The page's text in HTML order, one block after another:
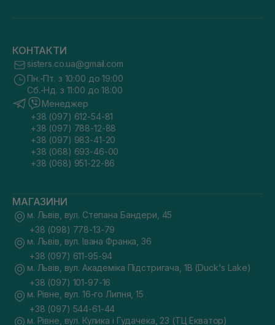
КОНТАКТИ
sisters.co.ua@gmail.com
Пн.-Пт. з 10:00 до 19:00
Сб.-Нд. з 11:00 до 18:00
Менеджер
+38 (097) 612-54-81
+38 (097) 788-12-88
+38 (097) 983-41-20
+38 (068) 693-46-00
+38 (068) 951-22-86
МАГАЗИНИ
м. Львів, вул. Степана Бандери, 45
+38 (098) 778-13-79
м. Львів, вул. Івана Франка, 36
+38 (097) 611-95-94
м. Львів, вул. Академіка Підстригача, 1В (Duck's Lake)
+38 (097) 101-97-16
м. Рівне, вул. 16-го Липня, 15
+38 (097) 544-61-44
м. Рівне, вул. Кулика і Гудачека, 23 (ТЦ Екватор)